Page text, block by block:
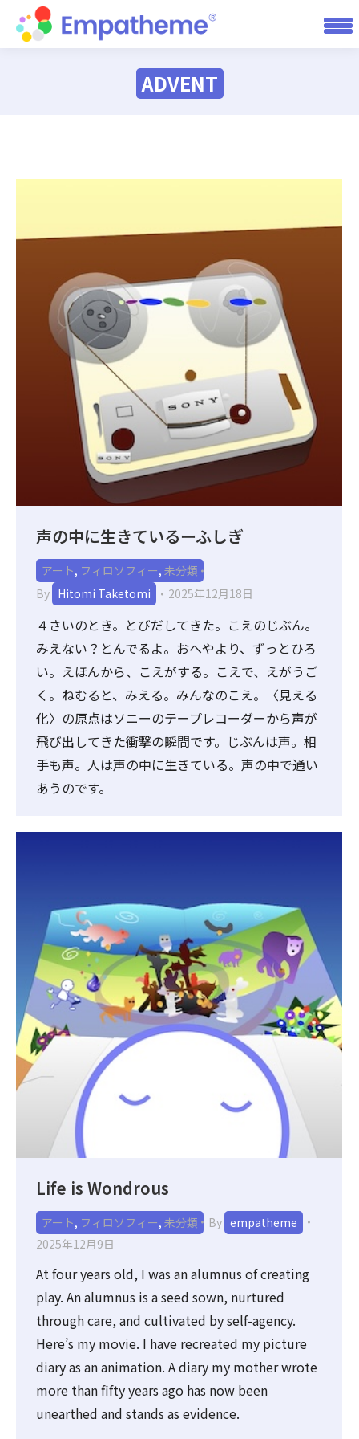
ADVENT
声の中に生きているーふしぎ
アート, フィロソフィー, 未分類
By Hitomi Taketomi 2025年12月18日
４さいのとき。とびだしてきた。こえのじぶん。
みえない？とんでるよ。おへやより、ずっとひろ
い。えほんから、こえがする。こえで、えがうご
く。ねむると、みえる。みんなのこえ。〈見える
化〉の原点はソニーのテープレコーダーから声が
飛び出してきた衝撃の瞬間です。じぶんは声。相
手も声。人は声の中に生きている。声の中で通い
あうのです。
Life is Wondrous
アート, フィロソフィー, 未分類 By empatheme
2025年12月9日
At four years old, I was an alumnus of creating
play. An alumnus is a seed sown, nurtured
through care, and cultivated by self-agency.
Here’s my movie. I have recreated my picture
diary as an animation. A diary my mother wrote
more than fifty years ago has now been
unearthed and stands as evidence.